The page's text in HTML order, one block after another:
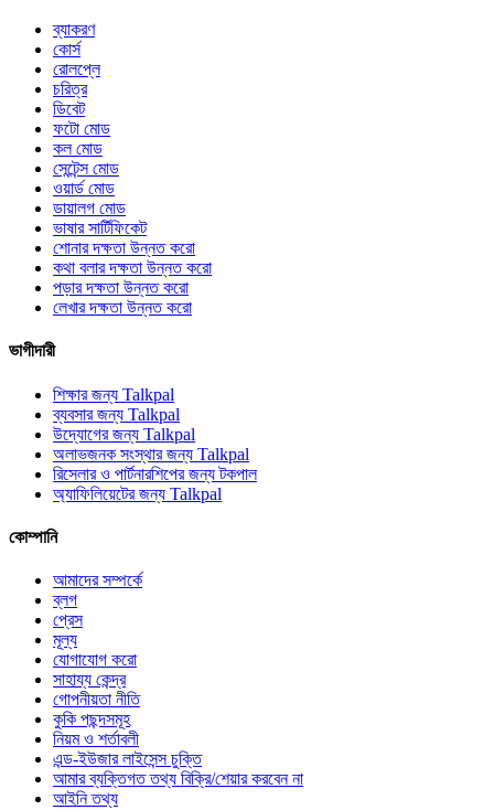
ব্যাকরণ
কোর্স
রোলপ্লে
চরিত্র
ডিবেট
ফটো মোড
কল মোড
সেন্টেন্স মোড
ওয়ার্ড মোড
ডায়ালগ মোড
ভাষার সার্টিফিকেট
শোনার দক্ষতা উন্নত করো
কথা বলার দক্ষতা উন্নত করো
পড়ার দক্ষতা উন্নত করো
লেখার দক্ষতা উন্নত করো
ভাগীদারী
শিক্ষার জন্য Talkpal
ব্যবসার জন্য Talkpal
উদ্যোগের জন্য Talkpal
অলাভজনক সংস্থার জন্য Talkpal
রিসেলার ও পার্টনারশিপের জন্য টকপাল
অ্যাফিলিয়েটের জন্য Talkpal
কোম্পানি
আমাদের সম্পর্কে
ব্লগ
প্রেস
মূল্য
যোগাযোগ করো
সাহায্য কেন্দ্র
গোপনীয়তা নীতি
কুকি পছন্দসমূহ
নিয়ম ও শর্তাবলী
এন্ড-ইউজার লাইসেন্স চুক্তি
আমার ব্যক্তিগত তথ্য বিক্রি/শেয়ার করবেন না
আইনি তথ্য